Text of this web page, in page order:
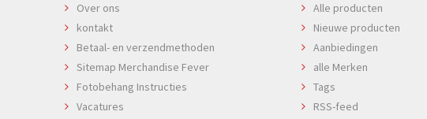
Over ons
kontakt
Betaal- en verzendmethoden
Sitemap Merchandise Fever
Fotobehang Instructies
Vacatures
Alle producten
Nieuwe producten
Aanbiedingen
alle Merken
Tags
RSS-feed